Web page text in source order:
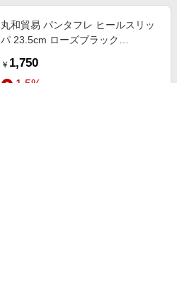
丸和貿易 パンタフレ ヒールスリッ
パ 23.5cm ローズブラック
￥ 1,750
1.5%